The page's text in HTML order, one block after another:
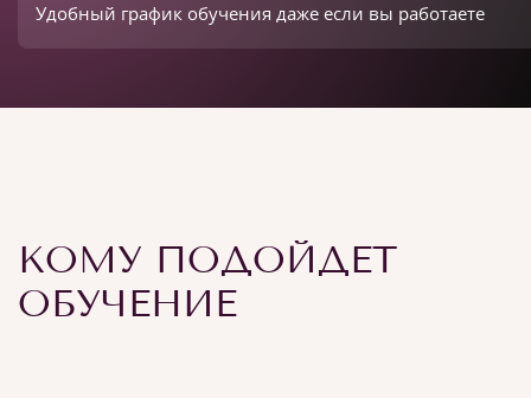
Удобный график обучения даже если вы работаете
КОМУ ПОДОЙДЕТ
ОБУЧЕНИЕ